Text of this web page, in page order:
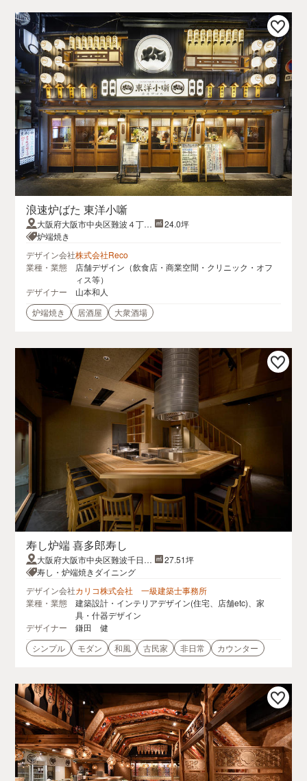
浪速炉ばた 東洋小噺
大阪府大阪市中央区難波４丁目
２−１３
24.0坪
炉端焼き
デザイン会社株式会社Reco
業種・業態
店舗デザイン（飲食店・商業空間・クリニック・オフ
ィス等）
デザイナー
山本和人
炉端焼き
居酒屋 大衆酒場
寿し炉端 喜多郎寿し
大阪府大阪市中央区難波千日前
14-18道具屋筋横丁1F
27.51坪
寿し・炉端焼きダイニング
デザイン会社カリコ株式会社 一級建築士事務所
業種・業態
建築設計・インテリアデザイン(住宅、店舗etc)、家
具・什器デザイン
デザイナー
鎌田 健
シンプル
モダン 和風 古民家 非日常 カウンター